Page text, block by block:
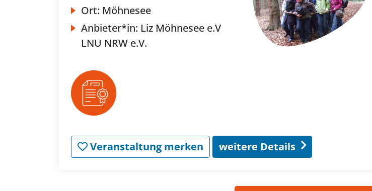
Ort: Möhnesee
Anbieter*in: Liz Möhnesee e.V
LNU NRW e.V.
Veranstaltung merken weitere Details